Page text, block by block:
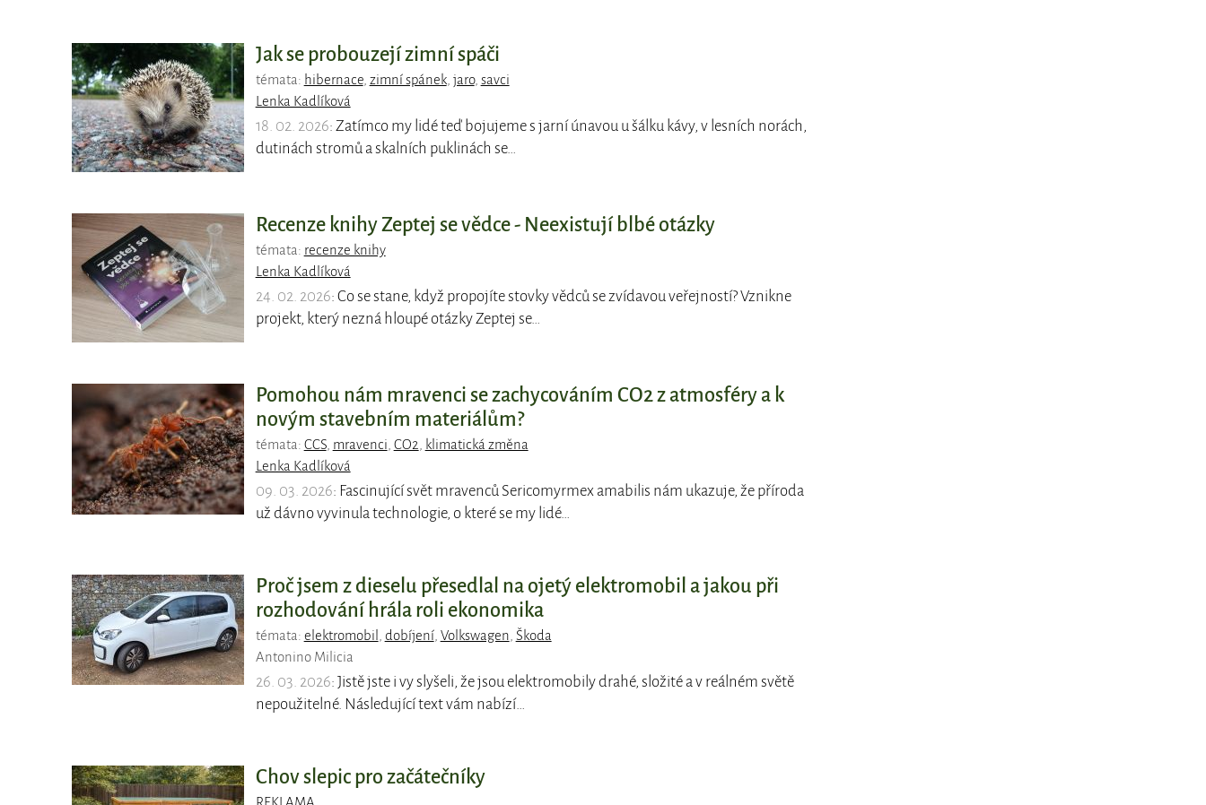
Jak se probouzejí zimní spáči
témata: hibernace, zimní spánek, jaro, savci
Lenka Kadlíková
18. 02. 2026: Zatímco my lidé teď bojujeme s jarní únavou u šálku kávy, v lesních norách,
dutinách stromů a skalních puklinách se…
Recenze knihy Zeptej se vědce - Neexistují blbé otázky
témata: recenze knihy
Lenka Kadlíková
24. 02. 2026: Co se stane, když propojíte stovky vědců se zvídavou veřejností? Vznikne
projekt, který nezná hloupé otázky Zeptej se…
Pomohou nám mravenci se zachycováním CO2 z atmosféry a k
novým stavebním materiálům?
témata: CCS, mravenci CO2
klimatická změna
Lenka Kadlíková
09. 03. 2026: Fascinující svět mravenců Sericomyrmex amabilis nám ukazuje, že příroda
už dávno vyvinula technologie, o které se my lidé…
Proč jsem z dieselu přesedlal na ojetý elektromobil a jakou při
rozhodování hrála roli ekonomika
témata: elektromobil dobíjení, Volkswagen Škoda
Antonino Milicia
26. 03. 2026: Jistě jste i vy slyšeli, že jsou elektromobily drahé, složité a v reálném světě
nepoužitelné. Následující text vám nabízí…
Chov slepic pro začátečníky